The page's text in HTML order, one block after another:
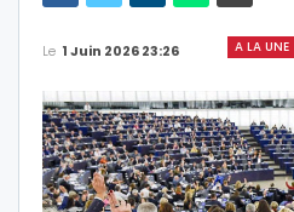
A LA UNE
Le 1 Juin 2026 23:26